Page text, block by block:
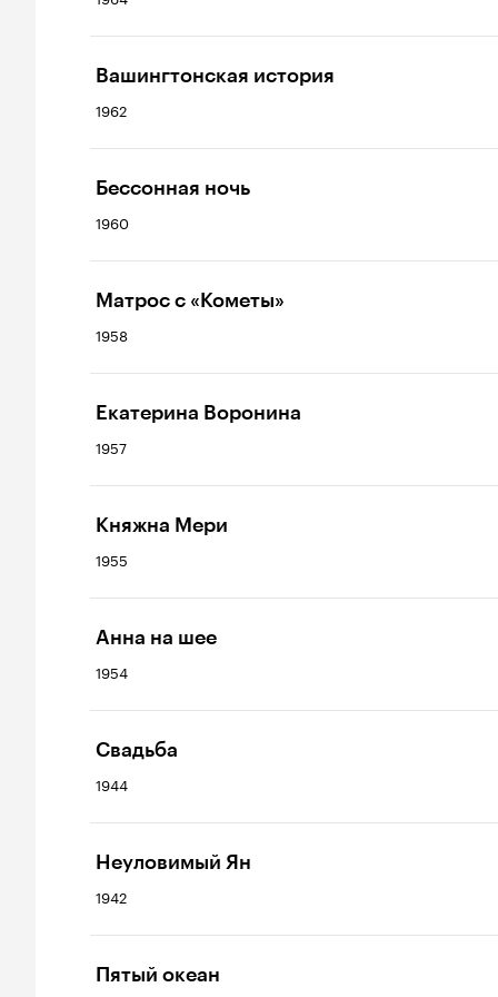
Вашингтонская история
1962
Бессонная ночь
1960
Матрос с «Кометы»
1958
Екатерина Воронина
1957
Княжна Мери
1955
Анна на шее
1954
Свадьба
1944
Неуловимый Ян
1942
Пятый океан